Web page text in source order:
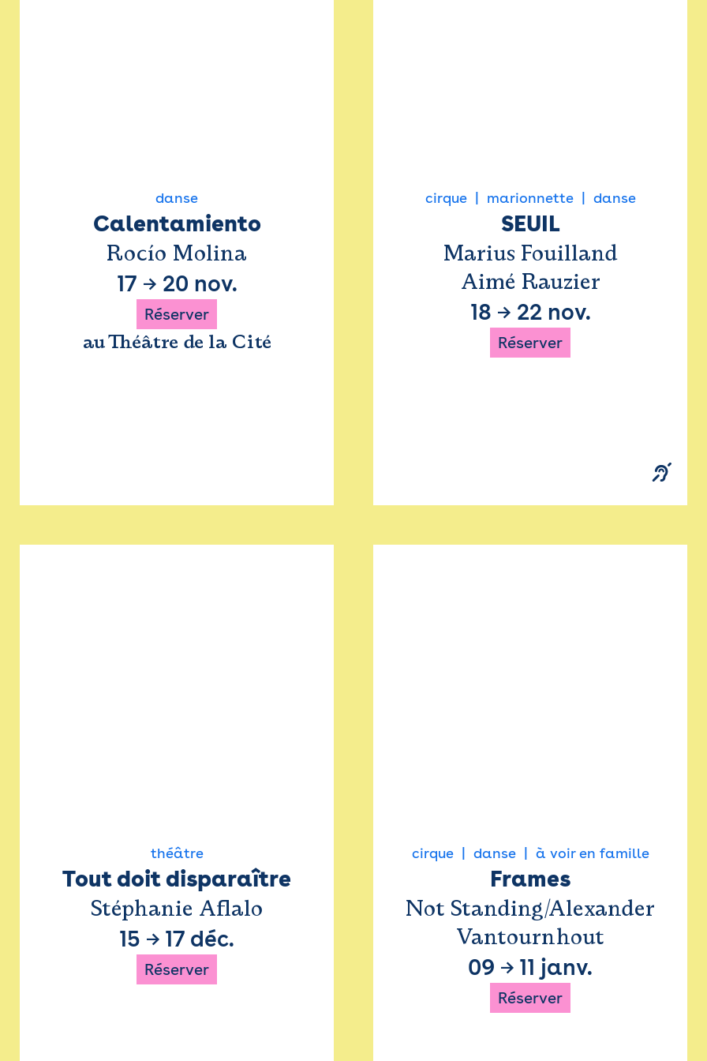
danse
Calentamiento
Rocío Molina
17 → 20 nov.
Réserver
au Théâtre de la Cité
cirque marionnette danse
SEUIL
Marius Fouilland
Aimé Rauzier
18 → 22 nov.
Réserver
théâtre
Tout doit disparaître
Stéphanie Aflalo
15 → 17 déc.
Réserver
cirque danse à voir en famille
Frames
Not Standing/Alexander
Vantournhout
09 → 11 janv.
Réserver